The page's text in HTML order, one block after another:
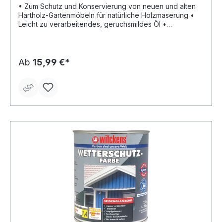
• Zum Schutz und Konservierung von neuen und alten
Hartholz-Gartenmöbeln für natürliche Holzmaserung •
Leicht zu verarbeitendes, geruchsmildes Öl •
Überarbeitbar nach ca. 24 Stunden • Ergiebigkeit: ca. 9–
10 m²/l bei einem Anstrich, je nach Saugfähigkeit des
Deko-Richtlinie.
Ab 15,99 €*